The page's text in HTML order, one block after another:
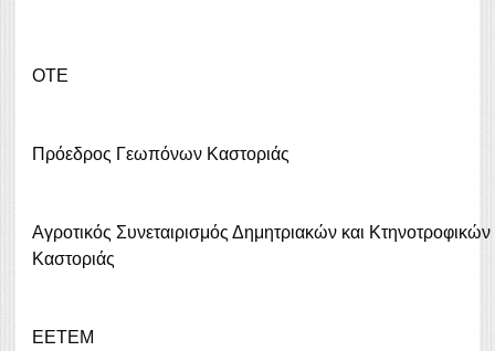
ΟΤΕ
Πρόεδρος Γεωπόνων Καστοριάς
Αγροτικός Συνεταιρισμός Δημητριακών και
Καστοριάς
ΕΕΤΕΜ